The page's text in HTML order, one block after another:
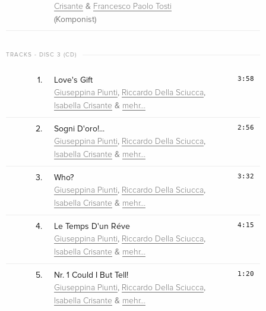
Crisante & Francesco Paolo Tosti
(Komponist)
TRACKS - DISC 3 (CD)
1. Love's Gift
Giuseppina Piunti, Riccardo Della Sciucca,
Isabella Crisante & mehr…
3:58
2. Sogni D'oro!...
Giuseppina Piunti, Riccardo Della Sciucca,
Isabella Crisante & mehr…
2:56
3. Who?
Giuseppina Piunti, Riccardo Della Sciucca,
Isabella Crisante & mehr…
3:32
4. Le Temps D'un Réve
Giuseppina Piunti, Riccardo Della Sciucca,
Isabella Crisante & mehr…
4:15
5. Nr. 1 Could I But Tell!
Giuseppina Piunti, Riccardo Della Sciucca,
Isabella Crisante & mehr…
1:20